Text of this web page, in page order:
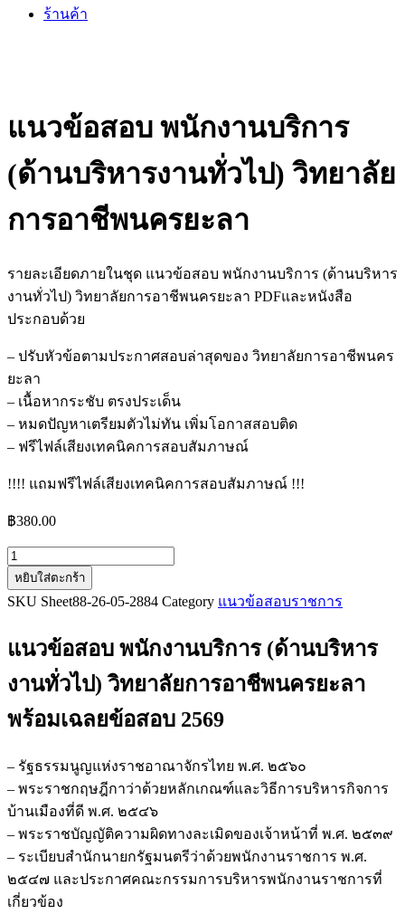
ร้านค้า
แนวข้อสอบ พนักงานบริการ
(ด้านบริหารงานทั่วไป) วิทยาลัย
การอาชีพนครยะลา
รายละเอียดภายในชุด แนวข้อสอบ พนักงานบริการ (ด้านบริหาร
งานทั่วไป) วิทยาลัยการอาชีพนครยะลา PDFและหนังสือ
ประกอบด้วย
– ปรับหัวข้อตามประกาศสอบล่าสุดของ วิทยาลัยการอาชีพนคร
ยะลา
– เนื้อหากระชับ ตรงประเด็น
– หมดปัญหาเตรียมตัวไม่ทัน เพิ่มโอกาสสอบติด
– ฟรีไฟล์เสียงเทคนิคการสอบสัมภาษณ์
!!!! แถมฟรีไฟล์เสียงเทคนิคการสอบสัมภาษณ์ !!!
฿380.00
จำนวน
แนว
ข้อสอบ
บริการ
บริหาร
งาน
วิทยาลัย
การ
อาชีพ
นคร
ยะลา
ชิ้น
หยิบใส่ตะกร้า
SKU Sheet88-26-05-2884 Category แนวข้อสอบราชการ
แนวข้อสอบ พนักงานบริการ (ด้านบริหาร
งานทั่วไป) วิทยาลัยการอาชีพนครยะลา
พร้อมเฉลยข้อสอบ 2569
– รัฐธรรมนูญแห่งราชอาณาจักรไทย พ.ศ. ๒๕๖๐
– พระราชกฤษฎีกาว่าด้วยหลักเกณฑ์และวิธีการบริหารกิจการ
บ้านเมืองที่ดี พ.ศ. ๒๕๔๖
– พระราชบัญญัติความผิดทางละเมิดของเจ้าหน้าที่ พ.ศ. ๒๕๓๙
– ระเบียบสำนักนายกรัฐมนตรีว่าด้วยพนักงานราชการ พ.ศ.
๒๕๔๗ และประกาศคณะกรรมการบริหารพนักงานราชการที่
เกี่ยวข้อง